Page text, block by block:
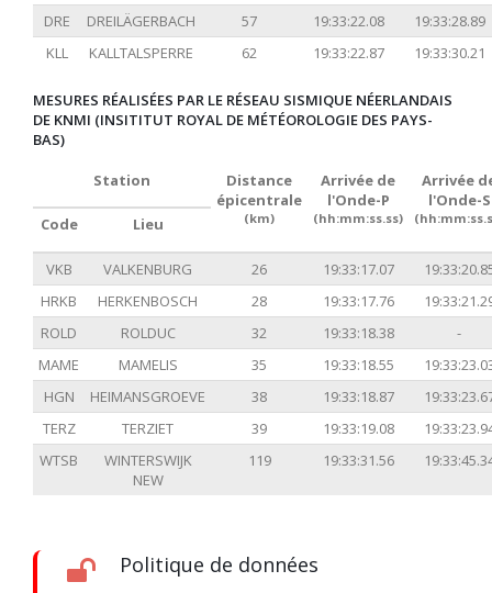
DRE DREILÄGERBACH 57 19:33:22.08
19:33:28.89
KLL
KALLTALSPERRE 62 19:33:22.87 19:33:30.21
MESURES RÉALISÉES PAR LE RÉSEAU SISMIQUE NÉERLANDAIS
DE KNMI (INSITITUT ROYAL DE MÉTÉOROLOGIE DES PAYS-
BAS)
Station
Distance
épicentrale
(km)
Arrivée de
l'Onde-P
(hh:mm:ss.ss)
Arrivée
l'Onde-S
Code Lieu
VKB VALKENBURG 26 19:33:17.07
HRKB
HERKENBOSCH 28 19:33:17.76
ROLD
ROLDUC 32 19:33:18.38
-
MAME
MAMELIS 35 19:33:18.55
HGN
HEIMANSGROEVE 38 19:33:18.87
TERZ
TERZIET 39 19:33:19.08
WTSB
WINTERSWIJK
NEW
119 19:33:31.56
Politique de données